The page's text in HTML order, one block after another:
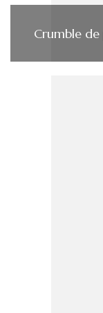
Crumble